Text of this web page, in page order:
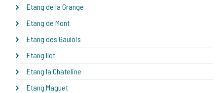
Etang de la Grange
Etang de Mont
Etang des Gaulois
Etang Ilot
Etang la Chateline
Etang Maguet